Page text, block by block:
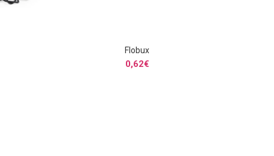
SELECCIONAR OPCIONES
Flobux
0,62€